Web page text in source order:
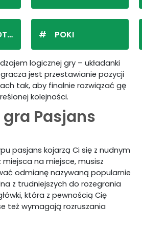
POKI
logicznej gry – układanki
jest przestawianie pozycji
tak, aby finalnie rozwiązać gę
kolejności.
Pasjans
pasjans kojarzą Ci się z nudnym
miejsca na miejsce, musisz
odmianę nazywaną popularnie
z trudniejszych do rozegrania
która z pewnością Cię
też wymagają rozruszania